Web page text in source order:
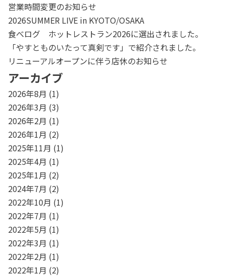
営業時間変更のお知らせ
2026SUMMER LIVE in KYOTO/OSAKA
食べログ ホットレストラン2026に選出されました。
「やすとものいたって真剣です」で紹介されました。
リニューアルオープンに伴う店休のお知らせ
アーカイブ
2026年8月 (1)
2026年3月 (3)
2026年2月 (1)
2026年1月 (2)
2025年11月 (1)
2025年4月 (1)
2025年1月 (2)
2024年7月 (2)
2022年10月 (1)
2022年7月 (1)
2022年5月 (1)
2022年3月 (1)
2022年2月 (1)
2022年1月 (2)